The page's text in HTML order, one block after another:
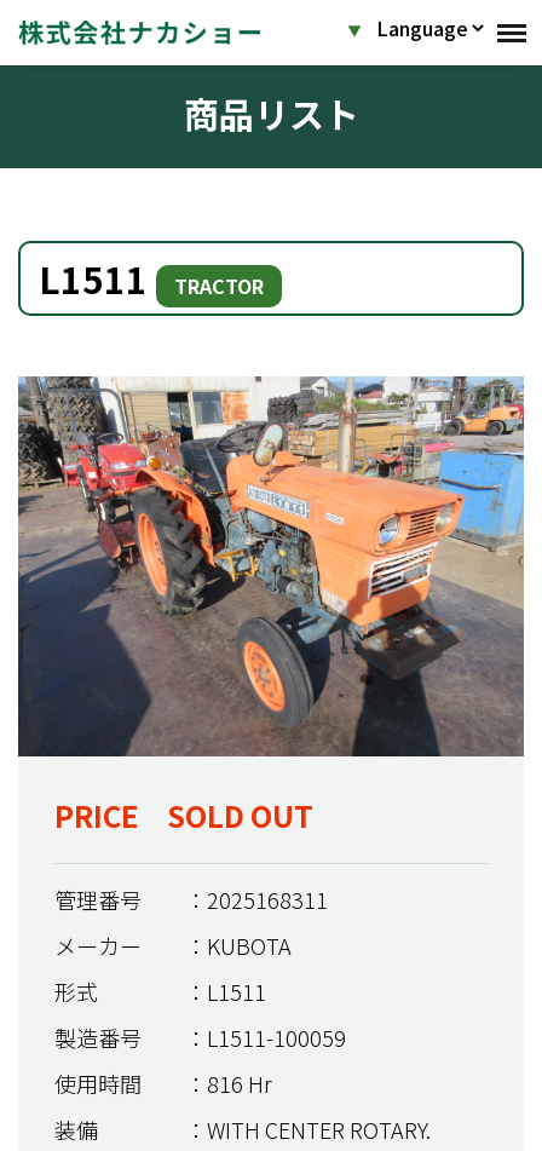
商品リスト
L1511 TRACTOR
PRICE SOLD OUT
管理番号
：2025168311
メーカー
：KUBOTA
形式
：L1511
製造番号
：L1511-100059
使用時間
：816 Hr
装備
：WITH CENTER ROTARY.